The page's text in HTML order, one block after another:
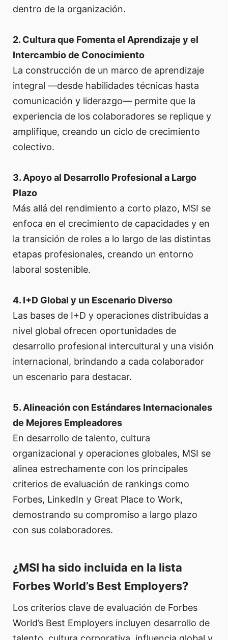
dentro de la organización.
2. Cultura que Fomenta el Aprendizaje y el
Intercambio de Conocimiento
La construcción de un marco de aprendizaje
integral —desde habilidades técnicas hasta
comunicación y liderazgo— permite que la
experiencia de los colaboradores se replique y
amplifique, creando un ciclo de crecimiento
colectivo.
3. Apoyo al Desarrollo Profesional a Largo
Plazo
Más allá del rendimiento a corto plazo, MSI se
enfoca en el crecimiento de capacidades y en
la transición de roles a lo largo de las distintas
etapas profesionales, creando un entorno
laboral sostenible.
4. I+D Global y un Escenario Diverso
Las bases de I+D y operaciones distribuidas a
nivel global ofrecen oportunidades de
desarrollo profesional intercultural y una visión
internacional, brindando a cada colaborador
un escenario para destacar.
5. Alineación con Estándares Internacionales
de Mejores Empleadores
En desarrollo de talento, cultura
organizacional y operaciones globales, MSI se
alinea estrechamente con los principales
criterios de evaluación de rankings como
Forbes, LinkedIn y Great Place to Work,
demostrando su compromiso a largo plazo
con sus colaboradores.
¿MSI ha sido incluida en la lista
Forbes World’s Best Employers?
Los criterios clave de evaluación de Forbes
World’s Best Employers incluyen desarrollo de